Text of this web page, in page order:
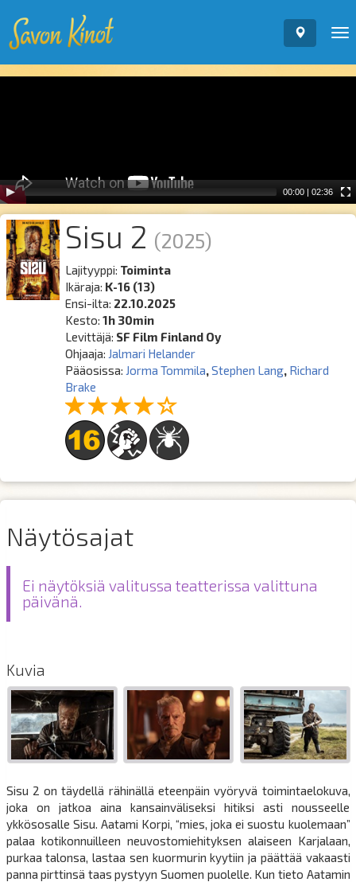
00:00 | 02:36
Sisu 2 (2025)
Lajityyppi: Toiminta
Ikäraja: K-16 (13)
Ensi-ilta: 22.10.2025
Kesto:1h 30min
Levittäjä: SF Film Finland Oy
Ohjaaja: Jalmari Helander
Pääosissa: Jorma Tommila,Stephen Lang, Richard
Brake
Näytösajat
Ei näytöksiä valitussa teatterissa valittuna
päivänä.
Kuvia
Sisu 2 on täydellä rähinällä eteenpäin vyöryvä toimintaelokuva,
joka on jatkoa aina kansainväliseksi hitiksi asti nousseelle
ykkösosalle Sisu. Aatami Korpi, “mies, joka ei suostu kuolemaan”
palaa kotikonnuilleen neuvostomiehityksen alaiseen Karjalaan,
purkaa talonsa, lastaa sen kuormurin kyytiin ja päättää vakaasti
panna pirttinsä taas pystyyn Suomen puolelle. Kun tieto Aatamin